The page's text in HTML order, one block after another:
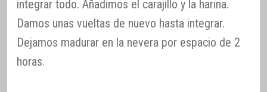
integrar todo. Añadimos el carajillo y la harina.
Damos unas vueltas de nuevo hasta integrar.
Dejamos madurar en la nevera por espacio de 2
horas.